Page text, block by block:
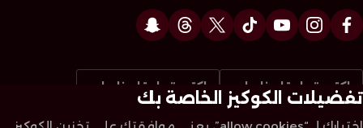
اكتب تعليقا عنا على اكتب تعليقا عنا على
تفضيلات الكوكيز الخاصة بك